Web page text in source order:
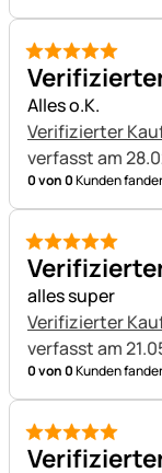
5 von 5
Alles o.K.
Verifizierter
verfasst am
0 von 0Kunden
5 von 5
alles super
Verifizierter
verfasst am
0 von 0Kunden
5 von 5